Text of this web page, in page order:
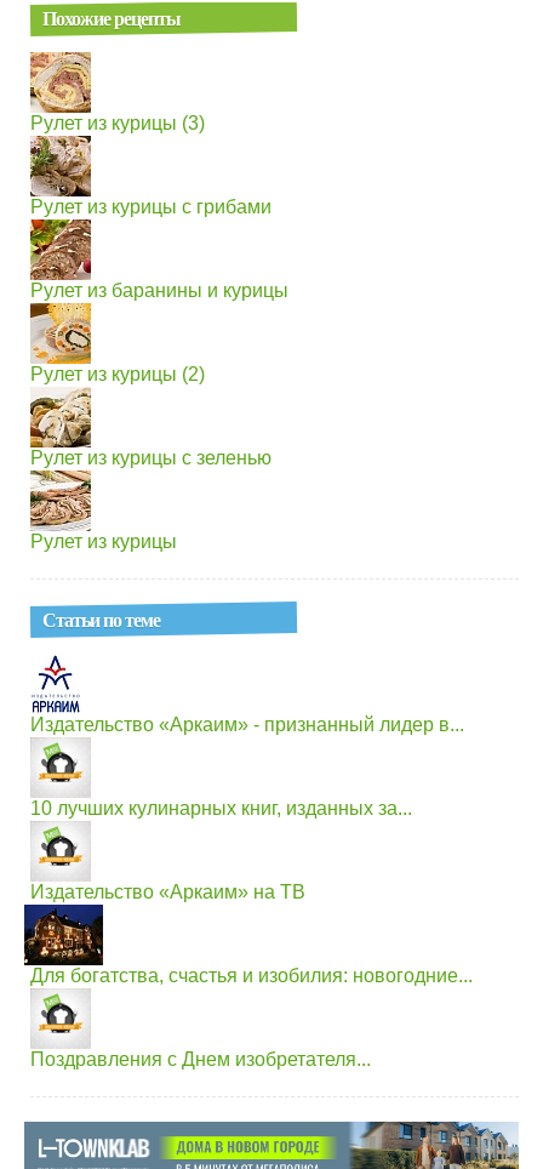
Похожие рецепты
Рулет из курицы (3)
Рулет из курицы с грибами
Рулет из баранины и курицы
Рулет из курицы (2)
Рулет из курицы с зеленью
Рулет из курицы
Статьи по теме
Издательство «Аркаим» - признанный лидер в...
10 лучших кулинарных книг, изданных за...
Издательство «Аркаим» на ТВ
Для богатства, счастья и изобилия: новогодние...
Поздравления с Днем изобретателя...